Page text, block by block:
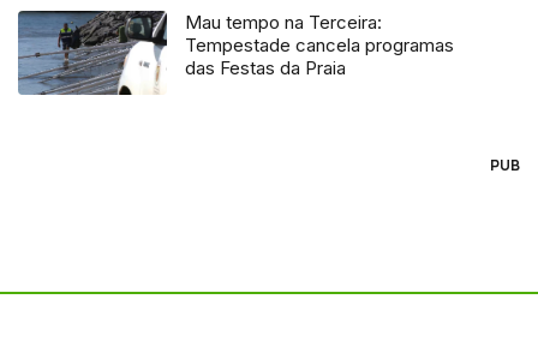
Mau tempo na Terceira:
Tempestade cancela programas
das Festas da Praia
PUB